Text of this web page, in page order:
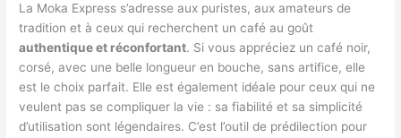
La Moka Express s’adresse aux puristes, aux amateurs de
tradition et à ceux qui recherchent un café au goût
authentique et réconfortant. Si vous appréciez un café noir,
corsé, avec une belle longueur en bouche, sans artifice, elle
est le choix parfait. Elle est également idéale pour ceux qui ne
veulent pas se compliquer la vie : sa fiabilité et sa simplicité
d’utilisation sont légendaires. C’est l’outil de prédilection pour